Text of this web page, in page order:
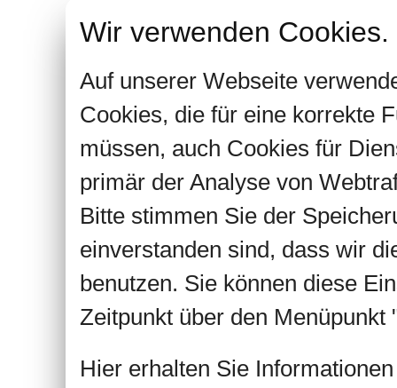
Wir verwenden Cookies.
Auf unserer Webseite
Cookies, die für eine korrekte
müssen, auch Cookies für
primär der Analyse von
Bitte stimmen Sie der
einverstanden sind, dass wir
benutzen. Sie können diese
Zeitpunkt über den Menüpunkt
Hier erhalten Sie